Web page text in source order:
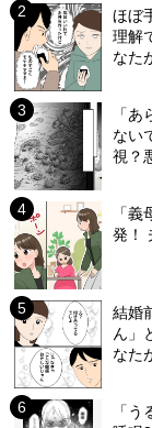
ほぼ
理解
なた
「
ない
視？
「
発！
結婚
ん」
なた
「